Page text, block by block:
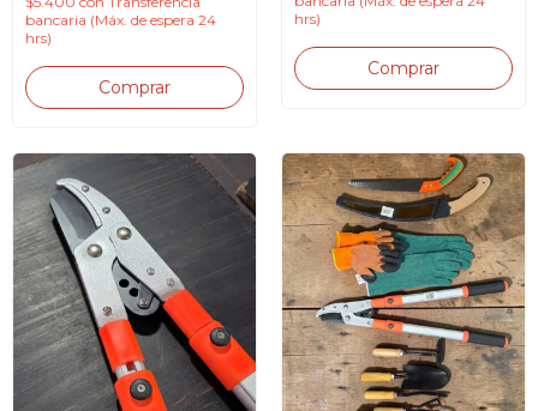
bancaria (Máx. de espera 24
hrs)
hrs)